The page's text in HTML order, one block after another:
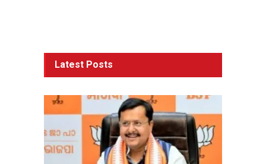
Latest Posts